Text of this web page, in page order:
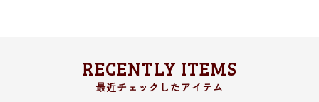
RECENTLY ITEMS